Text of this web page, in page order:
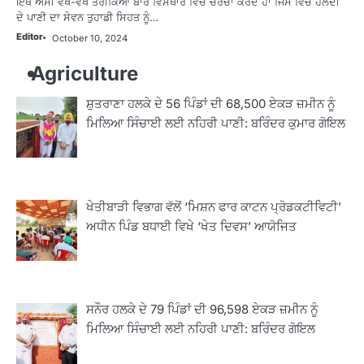
ਦੇ ਪਾਣੀ ਦਾ ਸੇਵਨ ਤੁਹਾਡੀ ਸਿਹਤ ਨੂੰ…
Editor October 10, 2024
Agriculture
ਸ਼ੁਤਰਾਣਾ ਹਲਕੇ ਦੇ 56 ਪਿੰਡਾਂ ਦੀ 68,500 ਏਕੜ ਜ਼ਮੀਨ ਨੂੰ
ਮਿਲਿਆ ਸਿੰਚਾਈ ਲਈ ਨਹਿਰੀ ਪਾਣੀ: ਬਰਿੰਦਰ ਕੁਮਾਰ ਗੋਇਲ
ਖੇਤੀਬਾੜੀ ਵਿਭਾਗ ਵੱਲੋਂ ‘ਮਿਸ਼ਨ ਫਾਰ ਕਾਟਨ ਪ੍ਰੋਡਕਟੀਵਿਟੀ’
ਅਧੀਨ ਪਿੰਡ ਬਧਾਈ ਵਿਖੇ ‘ਖੇਤ ਦਿਵਸ’ ਆਯੋਜਿਤ
ਸਨੌਰ ਹਲਕੇ ਦੇ 79 ਪਿੰਡਾਂ ਦੀ 96,598 ਏਕੜ ਜ਼ਮੀਨ ਨੂੰ
ਮਿਲਿਆ ਸਿੰਚਾਈ ਲਈ ਨਹਿਰੀ ਪਾਣੀ: ਬਰਿੰਦਰ ਗੋਇਲ